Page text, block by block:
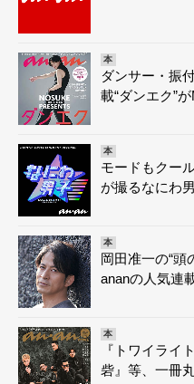
本
ダンサー・振
載“ダンエク”
本
モードもクー
が撮るなにわ
本
岡田准一の“頭
ananの人気連
本
『トワイライ
砦』等、一冊